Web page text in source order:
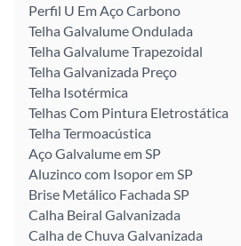
Perfil U Em Aço Carbono
Telha Galvalume Ondulada
Telha Galvalume Trapezoidal
Telha Galvanizada Preço
Telha Isotérmica
Telhas Com Pintura Eletrostática
Telha Termoacústica
Aço Galvalume em SP
Aluzinco com Isopor em SP
Brise Metálico Fachada SP
Calha Beiral Galvanizada
Calha de Chuva Galvanizada